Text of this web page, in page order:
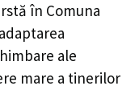
în Comuna
ale
mare a tinerilor